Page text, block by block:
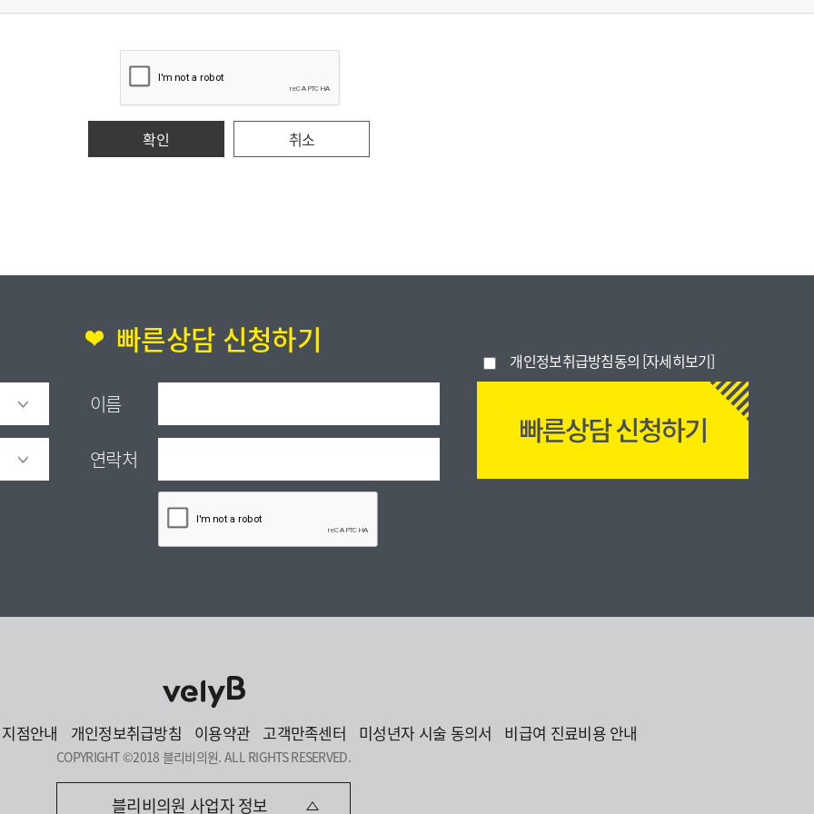
보에 대해 동의를 거부할 권리가 있으며 동의 거부 시에는 상담의 서비스가 제한됩니다.
는 즉시 지체 없이 파기합니다.
개인정보에 대해 동의를 거부할 권리가 있으며 동의 거부 시에는 상담의 서비스가 제한됩니다.
취소
빠른상담 신청하기
이름
개인정보취급방침동의 [자세히보기]
연락처
지점안내 개인정보취급방침 이용약관 고객만족센터 미성년자 시술 동의서 비급여 진료비용 안내
COPYRIGHT ©2018 블리비의원. ALL RIGHTS RESERVED.
블리비의원 사업자 정보